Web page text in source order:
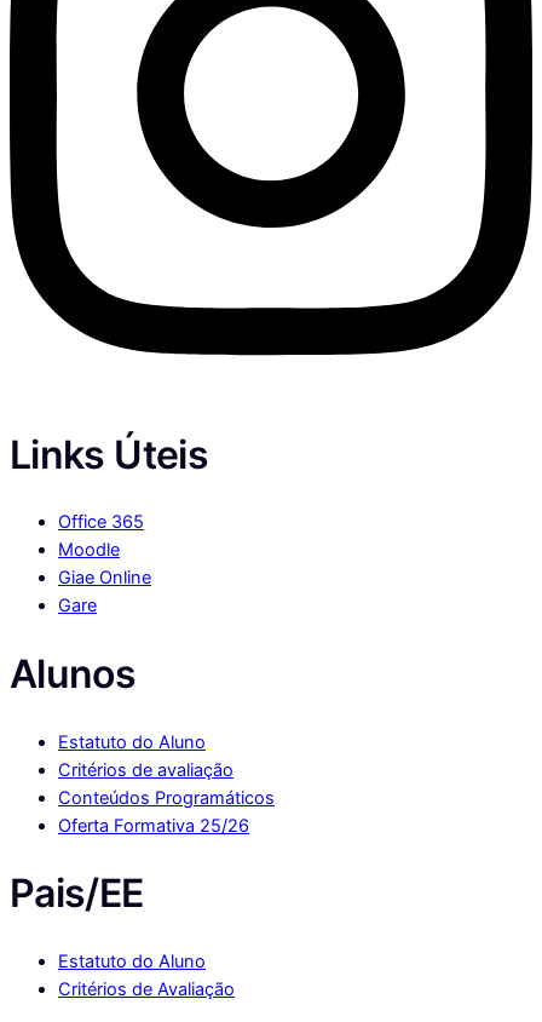
Links Úteis
Office 365
Moodle
Giae Online
Gare
Alunos
Estatuto do Aluno
Critérios de avaliação
Conteúdos Programáticos
Oferta Formativa 25/26
Pais/EE
Estatuto do Aluno
Critérios de Avaliação